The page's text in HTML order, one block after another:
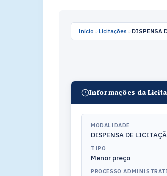
Início » Licitações » DISPENSA
Informações da
MODALIDADE
DISPENSA DE
TIPO
Menor preço
PROCESSO